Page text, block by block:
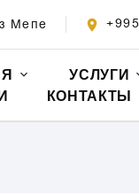
Мепе
УСЛУГИ
КОНТАКТЫ